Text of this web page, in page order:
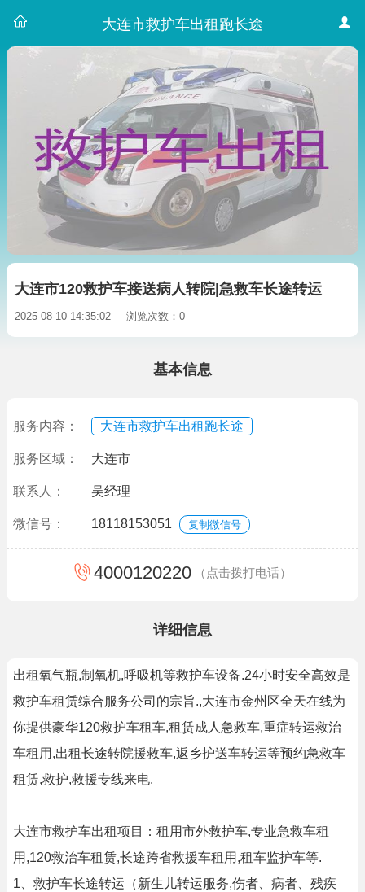
大连市救护车出租跑长途
大连市120救护车接送病人转院|急救车长途转运
2025-08-10 14:35:02 浏览次数：0
基本信息
服务内容： 大连市救护车出租跑长途
服务区域： 大连市
联系人： 吴经理
微信号： 18118153051 复制微信号
4000120220 （点击拨打电话）
详细信息
出租氧气瓶,制氧机,呼吸机等救护车设备.24小时安全高效是
救护车租赁综合服务公司的宗旨.,大连市金州区全天在线为
你提供豪华120救护车租车,租赁成人急救车,重症转运救治
车租用,出租长途转院援救车,返乡护送车转运等预约急救车
租赁,救护,救援专线来电.
大连市救护车出租项目：租用市外救护车,专业急救车租
用,120救治车租赁,长途跨省救援车租用,租车监护车等.
1、救护车长途转运（新生儿转运服务,伤者、病者、残疾